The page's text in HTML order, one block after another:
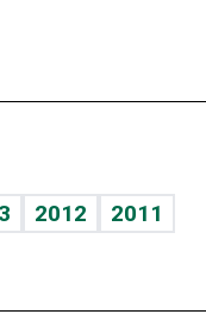
2012
2011